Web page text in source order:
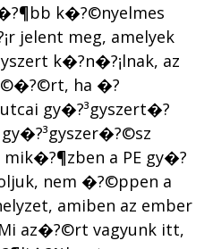
k�?©nyelmes
jelent meg, amelyek
k�?­n�?¡lnak, az
ha �?
gy�?³gyszert�?
gy�?³gyszer�?©sz
a PE gy�?
nem �?©ppen a
amiben az ember
az�?©rt vagyunk itt,